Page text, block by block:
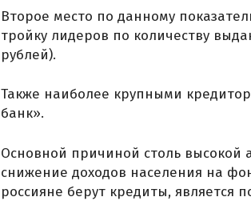
Второе место по данному
тройку лидеров по количеству
рублей).
Также наиболее крупными
банк».
Основной причиной столь высокой
снижение доходов населения на
россияне берут кредиты, является